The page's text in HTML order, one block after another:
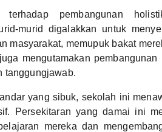
terhadap pembangunan
murid digalakkan untuk
masyarakat, memupuk bakat
mengutamakan
tanggungjawab.
yang sibuk, sekolah ini
Persekitaran yang damai ini
mereka dan